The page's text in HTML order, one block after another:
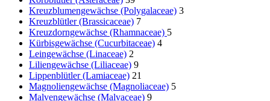
Kreuzblumengewächse (Polygalaceae) 3
Kreuzblütler (Brassicaceae) 7
Kreuzdorngewächse (Rhamnaceae) 5
Kürbisgewächse (Cucurbitaceae) 4
Leingewächse (Linaceae) 2
Liliengewächse (Liliaceae) 9
Lippenblütler (Lamiaceae) 21
Magnoliengewächse (Magnoliaceae) 5
Malvengewächse (Malvaceae) 9